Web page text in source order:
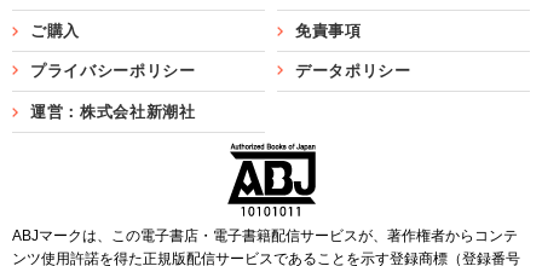
ご購入 免責事項
プライバシーポリシー データポリシー
運営：株式会社新潮社
ABJマークは、この電子書店・電子書籍配信サービスが、著作権者からコンテ
ンツ使用許諾を得た正規版配信サービスであることを示す登録商標（登録番号